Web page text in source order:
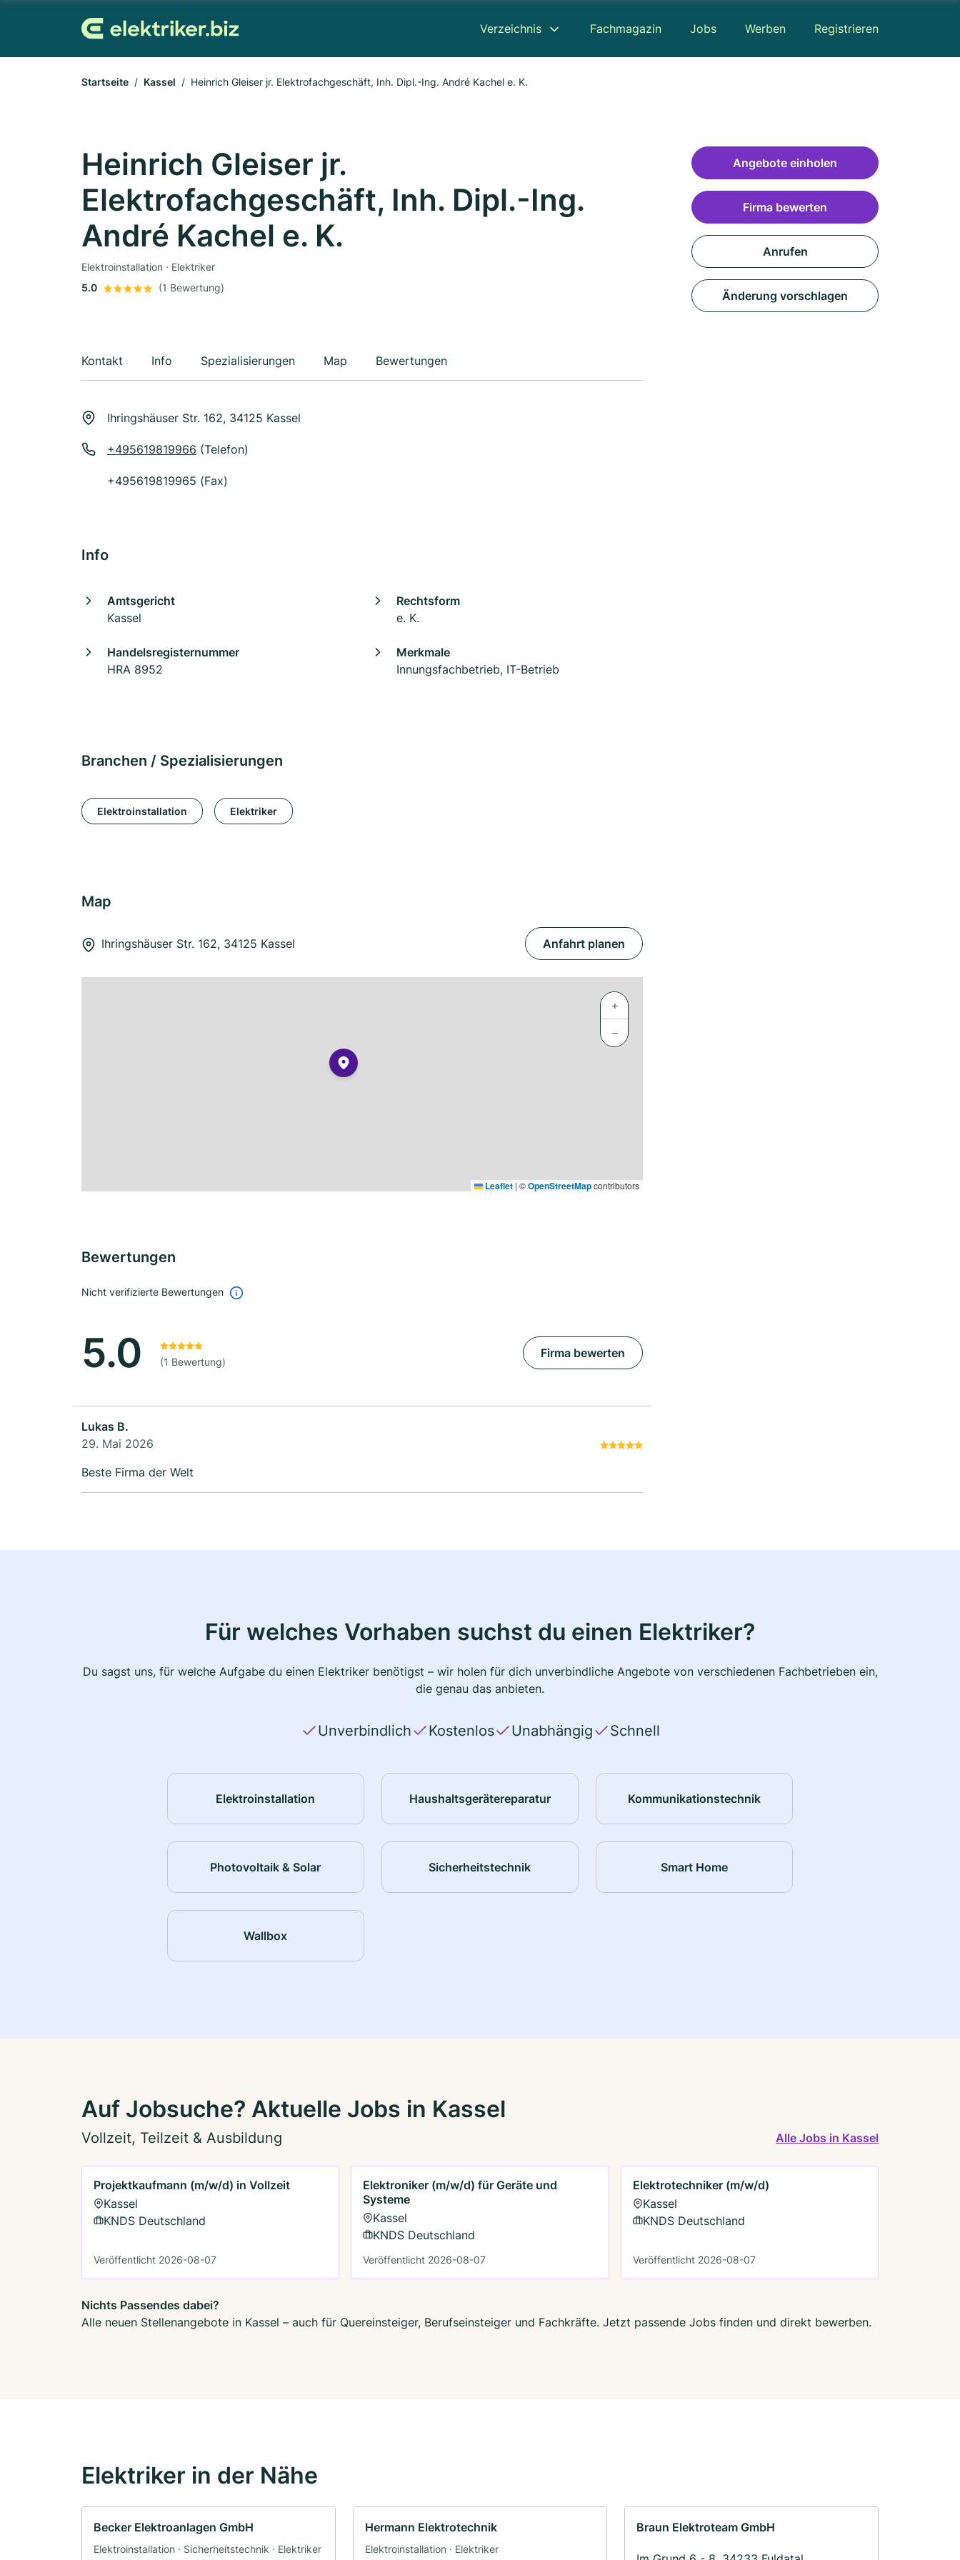
Verzeichnis Fachmagazin Jobs Werben Registrieren
Startseite Kassel Heinrich Gleiser jr. Elektrofachgeschäft, Inh. Dipl.-Ing. André Kachel e. K.
Heinrich Gleiser jr.
Elektrofachgeschäft, Inh. Dipl.-Ing.
André Kachel e. K.
Elektroinstallation · Elektriker
5.0
(1 Bewertung)
Kontakt Info Spezialisierungen Map Bewertungen
Ihringshäuser Str. 162, 34125 Kassel
+495619819966 (Telefon)
+495619819965 (Fax)
Info
Amtsgericht
Kassel
Rechtsform
e. K.
Handelsregisternummer
HRA 8952
Merkmale
Innungsfachbetrieb, IT-Betrieb
Branchen / Spezialisierungen
Elektroinstallation Elektriker
Map
Ihringshäuser Str. 162, 34125 Kassel Anfahrt planen
+
−
Leaflet | ©OpenStreetMapcontributors
Bewertungen
Nicht verifizierte Bewertungen
5.0 (1 Bewertung)
Firma bewerten
Lukas B.
29. Mai 2026
Beste Firma der Welt
Angebote einholen
Firma bewerten
Anrufen
Änderung vorschlagen
Für welches Vorhaben suchst du einen Elektriker?
Du sagst uns, für welche Aufgabe du einen Elektriker benötigst – wir holen für dich unverbindliche Angebote von verschiedenen Fachbetrieben ein,
die genau das anbieten.
Unverbindlich Kostenlos Unabhängig Schnell
Elektroinstallation Haushaltsgerätereparatur Kommunikationstechnik
Photovoltaik & Solar Sicherheitstechnik Smart Home
Wallbox
Auf Jobsuche? Aktuelle Jobs in Kassel
Vollzeit, Teilzeit & Ausbildung Alle Jobs in Kassel
Projektkaufmann (m/w/d) in Vollzeit
Kassel
KNDS Deutschland
Veröffentlicht 2026-08-07
Elektroniker (m/w/d) für Geräte und
Systeme
Kassel
KNDS Deutschland
Veröffentlicht 2026-08-07
Elektrotechniker (m/w/d)
Kassel
KNDS Deutschland
Veröffentlicht 2026-08-07
Nichts Passendes dabei?
Alle neuen Stellenangebote in Kassel – auch für Quereinsteiger, Berufseinsteiger und Fachkräfte. Jetzt passende Jobs finden und direkt bewerben.
Elektriker in der Nähe
Becker Elektroanlagen GmbH
Elektroinstallation · Sicherheitstechnik · Elektriker
Hermann Elektrotechnik
Elektroinstallation · Elektriker
Braun Elektroteam GmbH